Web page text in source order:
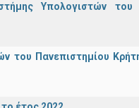
Υπολογιστών
του Πανεπιστημίου